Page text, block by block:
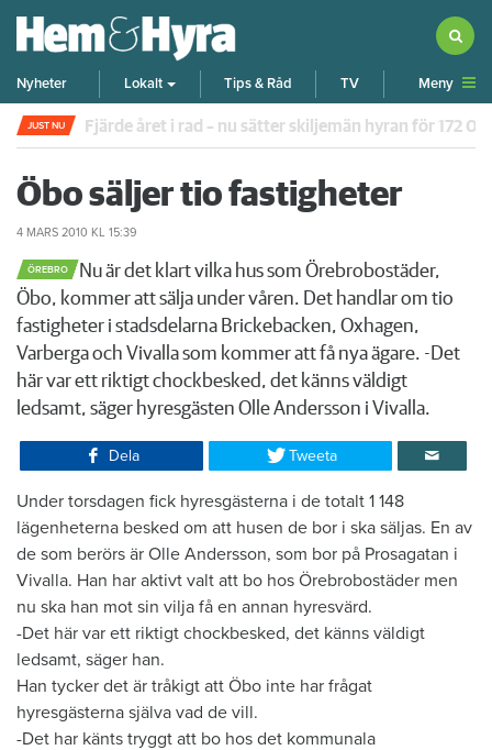
Nyheter Lokalt Tips & Råd TV Meny
JUST NU Fjärde året i rad – nu sätter skiljemän hyran för 172
Öbo säljer tio fastigheter
4 MARS 2010 KL 15:39
ÖREBRO
​Nu är det klart vilka hus som Örebrobostäder,
Öbo, kommer att sälja under våren. Det handlar om tio
fastigheter i stadsdelarna Brickebacken, Oxhagen,
Varberga och Vivalla som kommer att få nya ägare. -Det
här var ett riktigt chockbesked, det känns väldigt
ledsamt, säger hyresgästen Olle Andersson i Vivalla.
Dela Tweeta
​Under torsdagen fick hyresgästerna i de totalt 1 148
lägenheterna besked om att husen de bor i ska säljas. En av
de som berörs är Olle Andersson, som bor på Prosagatan i
Vivalla. Han har aktivt valt att bo hos Örebrobostäder men
nu ska han mot sin vilja få en annan hyresvärd.
-Det här var ett riktigt chockbesked, det känns väldigt
ledsamt, säger han.
Han tycker det är tråkigt att Öbo inte har frågat
hyresgästerna själva vad de vill.
-Det har känts tryggt att bo hos det kommunala